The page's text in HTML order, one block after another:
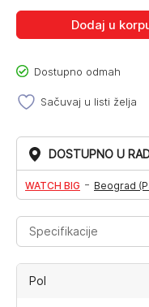
Dodaj u
Dostupno odmah
Sačuvaj u listi želja
DOSTUPNO U
WATCH BIG - Beograd
Specifikacije
Pol